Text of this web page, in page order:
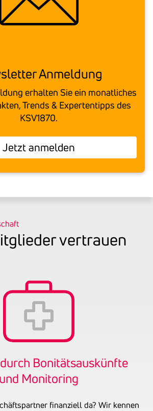
Anmel­dung
erhalten Sie ein monatliches
Trends & Expertentipps des
KSV1870.
Jetzt anmelden
vertrauen
Boni­täts­aus­künfte
und Moni­to­ring
finanziell da? Wir kennen